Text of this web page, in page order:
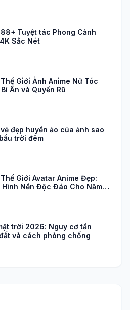
Tuyệt tác Phong Cảnh
Sắc Nét
Giới Ảnh Anime Nữ Tóc
Ẩn và Quyến Rũ
đẹp huyền ảo của ảnh sao
trời đêm
Giới Avatar Anime Đẹp:
Hình Nền Độc Đáo Cho Năm
trời 2026: Nguy cơ tấn
và cách phòng chống